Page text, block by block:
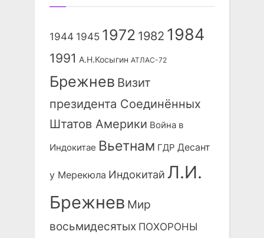
1944 1945 1972 1982 1984
1991 А.Н.Косыгин АТЛАС-72
Брежнев Визит
президента Соединённых
Штатов Америки Война в
Индокитае Вьетнам ГДР Десант
у Мерекюла Индокитай Л.И.
Брежнев Мир
восьмидесятых ПОХОРОНЫ